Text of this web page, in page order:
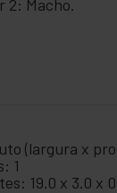
2: Macho.
(largura x
1
19.0 x 3.0 x